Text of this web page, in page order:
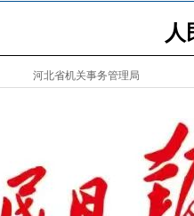
人
河北省机关事务管理局